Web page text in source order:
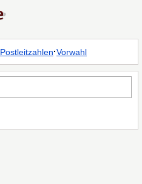
Postleitzahlen·Vorwahl